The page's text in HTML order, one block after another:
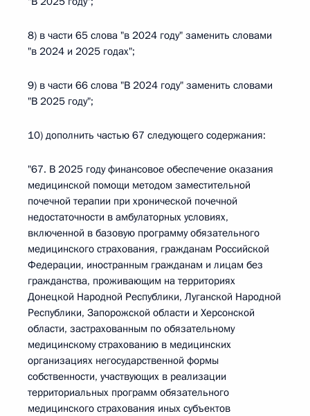
8) в части 65 слова "в 2024 году" заменить словами
"в 2024 и 2025 годах";
9) в части 66 слова "В 2024 году" заменить словами
"В 2025 году";
10) дополнить частью 67 следующего содержания:
"67. В 2025 году финансовое обеспечение оказания
медицинской помощи методом заместительной
почечной терапии при хронической почечной
недостаточности в амбулаторных условиях,
включенной в базовую программу обязательного
медицинского страхования, гражданам Российской
Федерации, иностранным гражданам и лицам без
гражданства, проживающим на территориях
Донецкой Народной Республики, Луганской Народной
Республики, Запорожской области и Херсонской
области, застрахованным по обязательному
медицинскому страхованию в медицинских
организациях негосударственной формы
собственности, участвующих в реализации
территориальных программ обязательного
медицинского страхования иных субъектов